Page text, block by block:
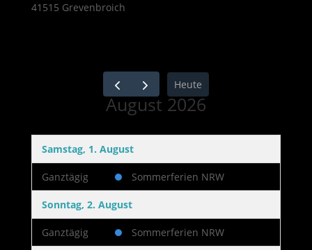
41515 Grevenbroich
Heute
August 2026
Samstag, 1. August
Ganztägig Sommerferien NRW
Sonntag, 2. August
Ganztägig Sommerferien NRW